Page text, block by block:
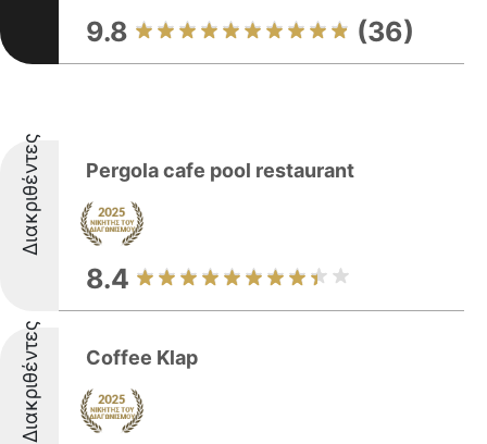
9.8 (36)
Διακριθέντες Pergola cafe pool restaurant
8.4
Διακριθέντες Coffee Klap